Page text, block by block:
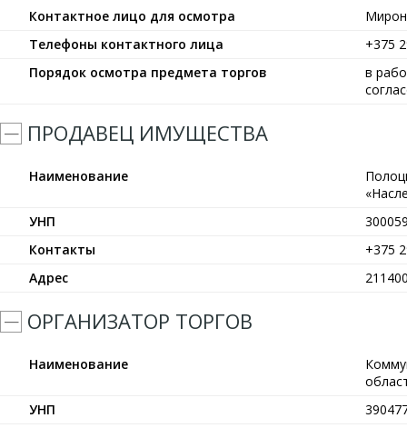
Контактное лицо для осмотра
Телефоны контактного лица
+375
Порядок осмотра предмета торгов
в
ПРОДАВЕЦ ИМУЩЕСТВА
Наименование
УНП
Контакты
+375
Адрес
ОРГАНИЗАТОР ТОРГОВ
Наименование
УНП